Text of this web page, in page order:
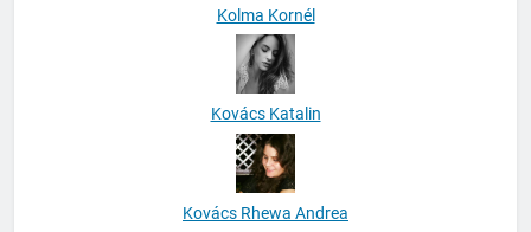
Kolma Kornél
Kovács Katalin
Kovács Rhewa Andrea